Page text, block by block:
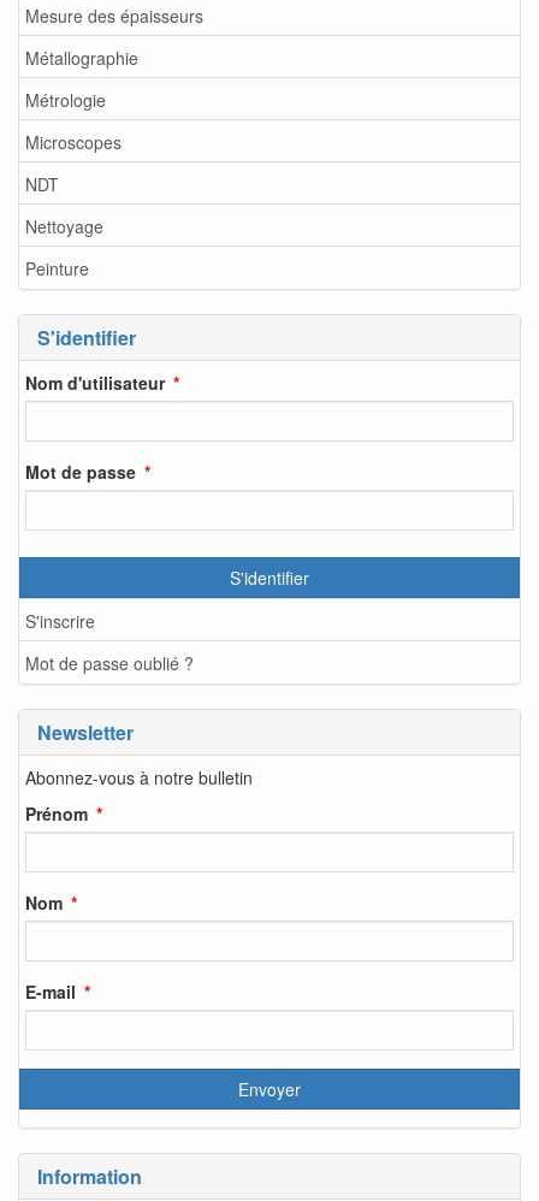
Mesure des épaisseurs
Métallographie
Métrologie
Microscopes
NDT
Nettoyage
Peinture
S'identifier
Nom d'utilisateur
Mot de passe
S'identifier
S'inscrire
Mot de passe oublié ?
Newsletter
Abonnez-vous à notre bulletin
Prénom
Nom
E-mail
Information